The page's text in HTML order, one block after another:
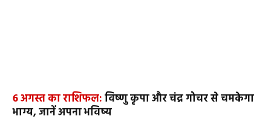
6 अगस्त का राशिफल:विष्णु कृपा और चंद्र गोचर से चमकेगा
भाग्य, जानें अपना भविष्य